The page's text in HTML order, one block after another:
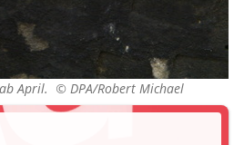
ab April. © DPA/Robert Michael